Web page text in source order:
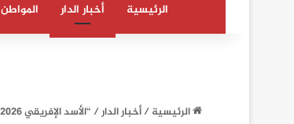
الرئيسية أخبار الدار المواطن
الرئيسية/أخبار الدار/ “الأسد الإفريقي 2026″… جهود البحث متواصلة للعثور على الجنديين الأمريكيين المفقودين